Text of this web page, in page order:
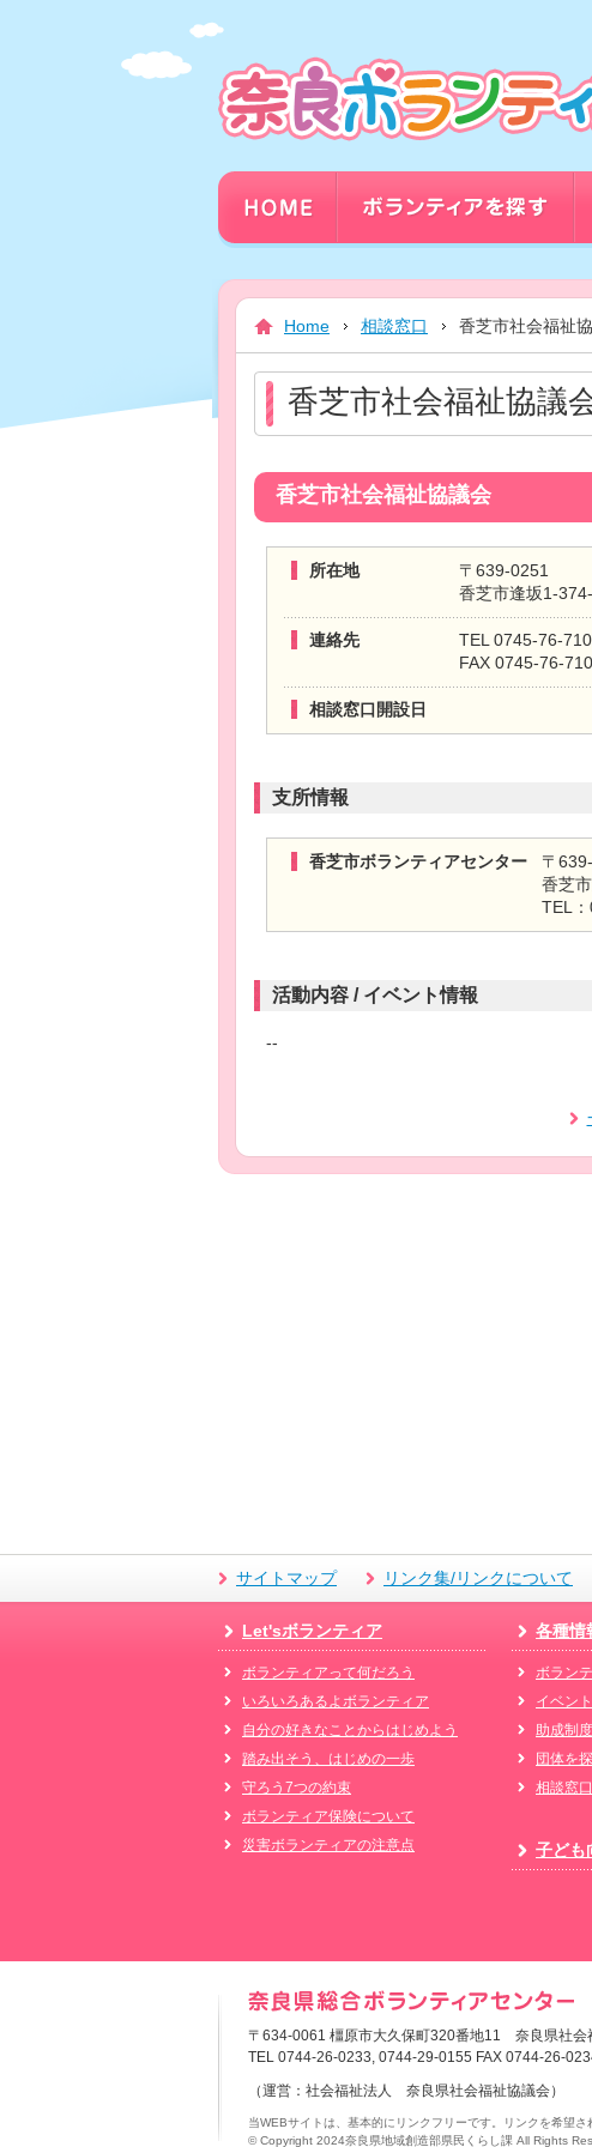
文
ま
で
ス
ッ
プ
Home 相談窓口 香芝市社会福祉
香芝市社会福祉協議
香芝市社会福祉協議会
所在地
〒639-0251
香芝市逢坂1-
連絡先
TEL 0745-76-
FAX 0745-76-
相談窓口開設日
支所情報
香芝市ボランティアセンター
〒
香芝
TEL
活動内容 / イベント情報
--
サイトマップ リンク集/リンクについて
Let'sボランティア
ボランティアって何だろう
いろいろあるよボランティア
自分の好きなことからはじめよう
踏み出そう、はじめの一歩
守ろう7つの約束
ボランティア保険について
災害ボランティアの注意点
各種情
ボラン
イベン
助成制
団体を
相談窓口
子ども
〒634-0061 橿原市大久保町320番地11 奈良県社会
TEL 0744-26-0233, 0744-29-0155 FAX 0744-26-
（運営：社会福祉法人 奈良県社会福祉協議会）
当WEBサイトは、基本的にリンクフリーです。リンクを希望
© Copyright 2024奈良県地域創造部県民くらし課 All Rights